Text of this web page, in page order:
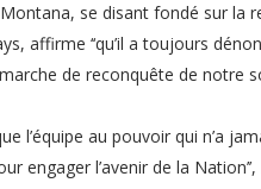
se disant fondé sur la
affirme ‘‘qu’il a toujours
de reconquête de notre
l’équipe au pouvoir qui n’a
engager l’avenir de la